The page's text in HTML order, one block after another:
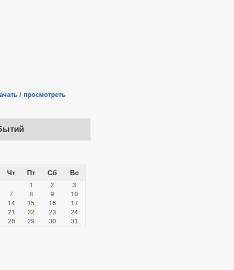
/ просмотреть
Чт Пт Сб Вс
1 2
3
7 8 9
10
14 15 16
17
21 22 23
24
28 29 30 31